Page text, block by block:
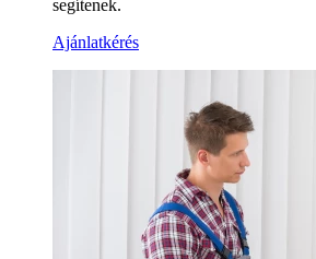
segítenek.
Ajánlatkérés